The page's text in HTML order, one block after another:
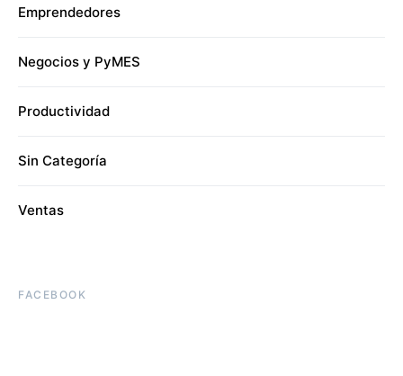
Emprendedores
Negocios y PyMES
Productividad
Sin Categoría
Ventas
FACEBOOK